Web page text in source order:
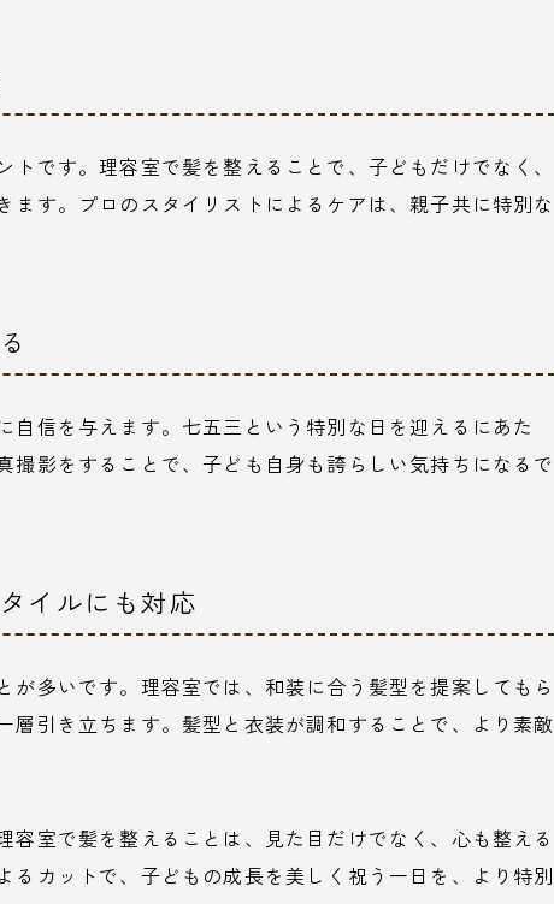
です。理容室で髪を整えることで、子どもだけでなく、
ます。プロのスタイリストによるケアは、親子共に特別な
自信を与えます。七五三という特別な日を迎えるにあた
撮影をすることで、子ども自身も誇らしい気持ちになるで
イルにも対応
が多いです。理容室では、和装に合う髪型を提案してもら
層引き立ちます。髪型と衣装が調和することで、より素敵
容室で髪を整えることは、見た目だけでなく、心も整える
るカットで、子どもの成長を美しく祝う一日を、より特別